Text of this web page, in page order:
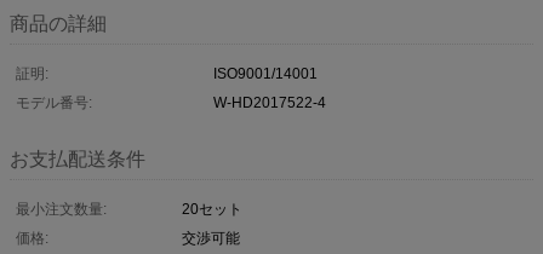
商品の詳細
証明:
ISO9001/14001
モデル番号:
W-HD2017522-4
お支払配送条件
最小注文数量:
20セット
価格:
交渉可能